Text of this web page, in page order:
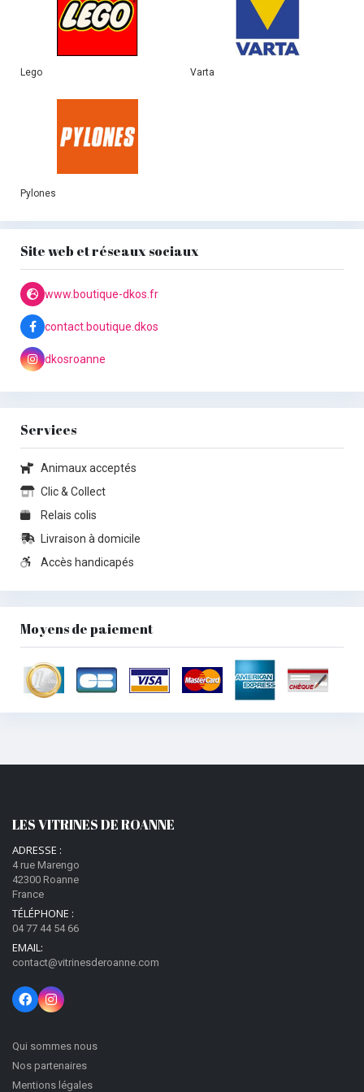
Lego Varta
Pylones
Site web et réseaux sociaux
www.boutique-dkos.fr
contact.boutique.dkos
dkosroanne
Services
Animaux acceptés
Clic & Collect
Relais colis
Livraison à domicile
Accès handicapés
Moyens de paiement
LES VITRINES DE ROANNE
ADRESSE :
4 rue Marengo
42300 Roanne
France
TÉLÉPHONE :
04 77 44 54 66
EMAIL:
contact@vitrinesderoanne.com
Qui sommes nous
Nos partenaires
Mentions légales